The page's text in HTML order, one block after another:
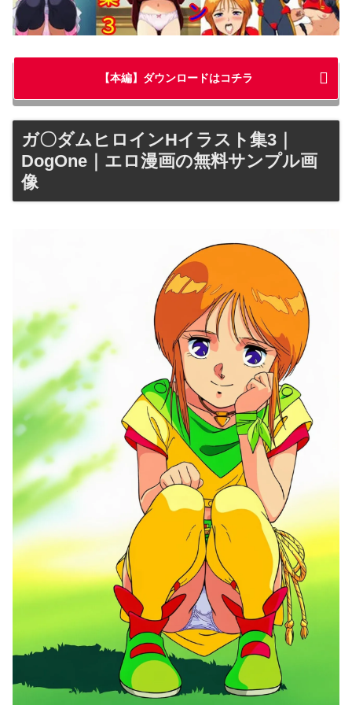
【本編】ダウンロードはコチラ
ガ〇ダムヒロインHイラスト集3｜
DogOne｜エロ漫画の無料サンプル画
像